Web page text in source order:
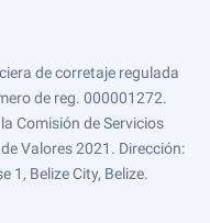
de corretaje regulada
de reg. 000001272.
Comisión de Servicios
Valores 2021. Dirección:
1, Belize City, Belize.